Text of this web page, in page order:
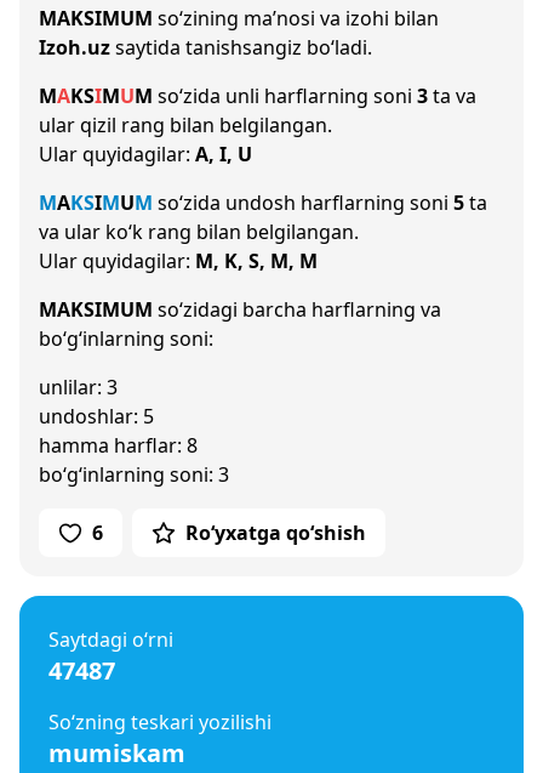
MAKSIMUM so‘zining ma’nosi va izohi bilan
Izoh.uzsaytida tanishsangiz bo‘ladi.
MAKSIMUM so‘zida unli harflarning soni 3ta va
ular qizil rang bilan belgilangan.
Ular quyidagilar: A, I, U
MAKSIMUM so‘zida undosh harflarning soni 5ta
va ular ko‘k rang bilan belgilangan.
Ular quyidagilar: M, K, S, M, M
MAKSIMUM so‘zidagi barcha harflarning va
bo‘g‘inlarning soni:
unlilar: 3
undoshlar: 5
hamma harflar: 8
bo‘g‘inlarning soni: 3
6 Ro‘yxatga qo‘shish
Saytdagi o‘rni
47487
So‘zning teskari yozilishi
mumiskam